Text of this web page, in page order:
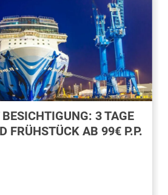
3 TAGE
FRÜHSTÜCK AB 99€ P.P.